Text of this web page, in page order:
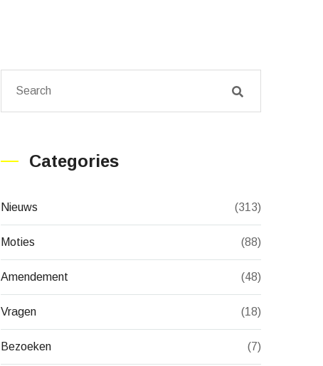
Categories
Nieuws (313)
Moties (88)
Amendement (48)
Vragen (18)
Bezoeken (7)